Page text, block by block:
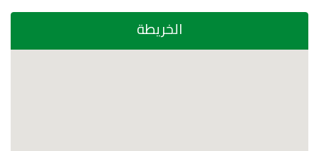
الخريطة